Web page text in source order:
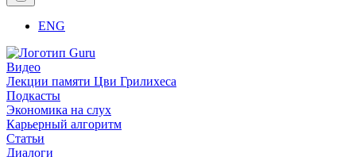
ENG
Видео
Лекции памяти Цви Грилихеса
Подкасты
Экономика на слух
Карьерный алгоритм
Статьи
Диалоги